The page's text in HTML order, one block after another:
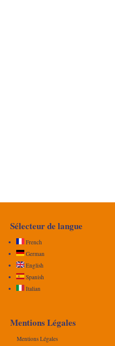
Sélecteur de langue
French
German
English
Spanish
Italian
Mentions Légales
Mentions Légales